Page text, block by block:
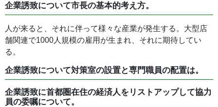
企業誘致について市長の基本的考え方。
人が来ると、それに伴って様々な産業が発生する。大型店
舗関連で1000人規模の雇用が生まれ、それに期待してい
る。
企業誘致について対策室の設置と専門職員の配置は。
企業誘致に首都圏在住の経済人をリストアップして協力
員の委嘱について。